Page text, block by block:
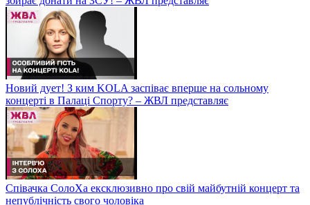
Новий дует! З ким KOLA заспіває вперше на сольному
концерті в Палаці Спорту? – ЖВЛ представляє
Співачка СолоХа ексклюзивно про свій майбутній концерт та
непублічність свого чоловіка